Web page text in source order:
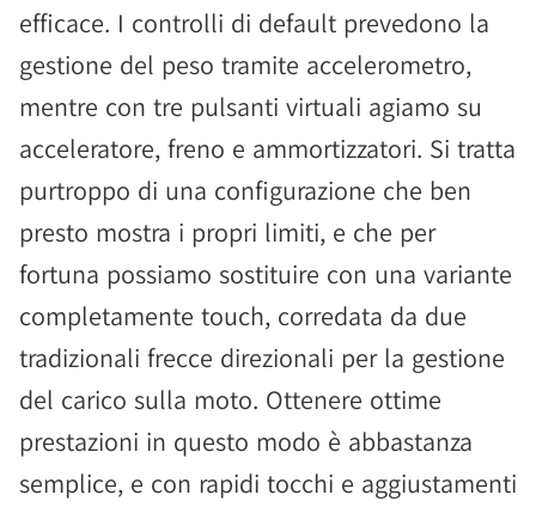
efficace. I controlli di default prevedono la
gestione del peso tramite accelerometro,
mentre con tre pulsanti virtuali agiamo su
acceleratore, freno e ammortizzatori. Si tratta
purtroppo di una configurazione che ben
presto mostra i propri limiti, e che per
fortuna possiamo sostituire con una variante
completamente touch, corredata da due
tradizionali frecce direzionali per la gestione
del carico sulla moto. Ottenere ottime
prestazioni in questo modo è abbastanza
semplice, e con rapidi tocchi e aggiustamenti